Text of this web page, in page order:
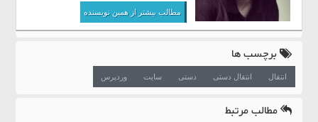
مطالب بیشتر از همین نویسنده
برچسب ها
انتقال انتقال دستی دستی سایت وردپرس
مطالب مرتبط